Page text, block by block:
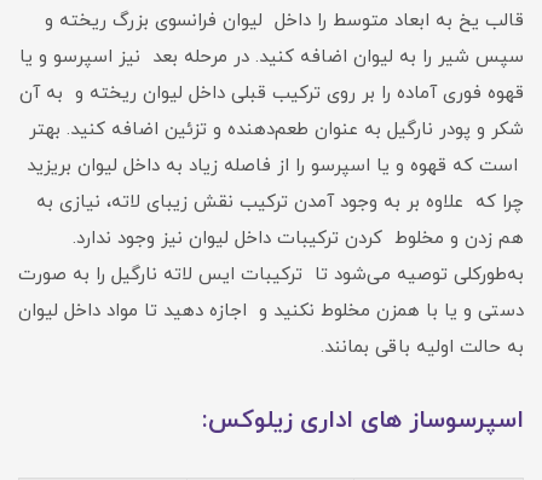
قالب یخ به ابعاد متوسط را داخل لیوان فرانسوی بزرگ ریخته و
سپس شیر را به لیوان اضافه کنید. در مرحله بعد نیز اسپرسو و یا
قهوه ‌فوری آماده را بر روی ترکیب قبلی داخل لیوان ریخته و به آن
شکر و پودر نارگیل به‌ عنوان طعم‌دهنده و تزئین اضافه کنید. بهتر
است که قهوه و یا اسپرسو را از فاصله زیاد به داخل لیوان بریزید
چرا که علاوه بر به‌ وجود آمدن ترکیب نقش زیبای لاته، نیازی به
‌هم ‌زدن و مخلوط‌ کردن ترکیبات داخل لیوان نیز وجود ندارد.
به‌طورکلی توصیه می‌شود تا ترکیبات ایس لاته نارگیل را به‌ صورت
دستی و یا با همزن مخلوط نکنید و اجازه دهید تا مواد داخل لیوان
به حالت اولیه باقی بمانند.
اسپرسوساز های اداری زیلوکس: